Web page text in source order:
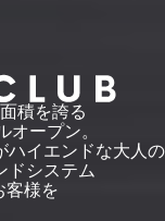
積を誇る
オープン。
ハイエンドな大人の
ドシステム
客様を